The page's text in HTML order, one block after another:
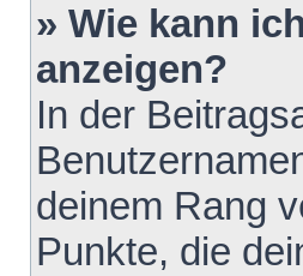
» Wie kann
anzeigen?
In der
deinem Rang
Punkte, die